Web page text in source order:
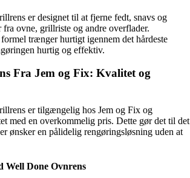
er designet til at fjerne fedt, snavs og
ovne, grillriste og andre overflader.
trænger hurtigt igennem det hårdeste
hurtig og effektiv.
Fra Jem og Fix: Kvalitet og
er tilgængelig hos Jem og Fix og
med en overkommelig pris. Dette gør det til det
ønsker en pålidelig rengøringsløsning uden at
Well Done Ovnrens